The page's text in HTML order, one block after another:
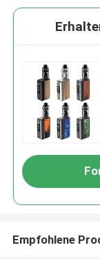
Empfohlene